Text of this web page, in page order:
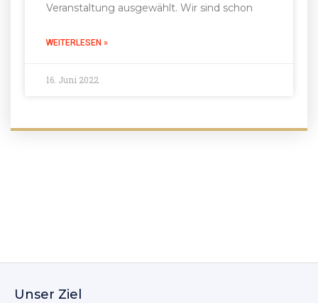
Veranstaltung ausgewählt. Wir sind schon
WEITERLESEN »
16. Juni 2022
Unser Ziel